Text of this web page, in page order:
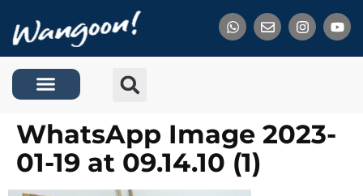
WhatsApp Image 2023-
01-19 at 09.14.10 (1)